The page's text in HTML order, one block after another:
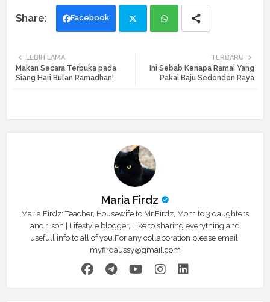
Facebook
ats
TERBARU
Ini Sebab Kenapa Ramai Yang
Pakai Baju Sedondon Raya
LEBIH LAMA
Makan Secara Terbuka pada
Siang Hari Bulan Ramadhan!
Maria Firdz
Maria Firdz: Teacher, Housewife to Mr.Firdz, Mom to 3 daughters
and 1 son | Lifestyle blogger, Like to sharing everything and
usefull info to all of you.For any collaboration please email:
myfirdaussy@gmail.com